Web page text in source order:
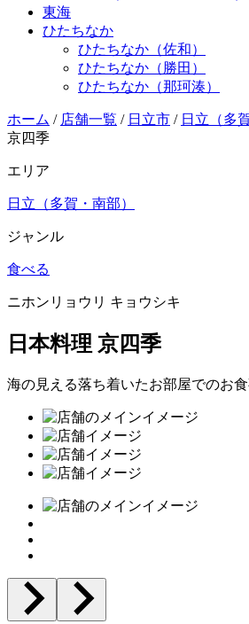
東海
ひたちなか
ひたちなか（佐和）
ひたちなか（勝田）
ひたちなか（那珂湊）
ホーム / 店舗一覧 / 日立市 / 日立（多
京四季
エリア
日立（多賀・南部）
ジャンル
食べる
ニホンリョウリ キョウシキ
日本料理 京四季
海の見える落ち着いたお部屋でのお食